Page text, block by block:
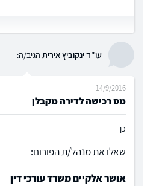
עו"ד ינקוביץ אירית הגיב/ה:
מס רכישה לדירה מקבלן
14/9/2016
כן
שאלו את מנהל/ת הפורום:
אושר אלקיים משרד עורכי דין